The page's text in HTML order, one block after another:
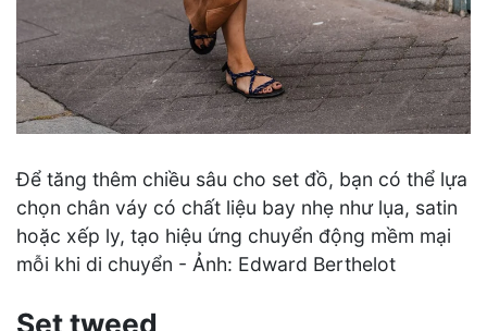
Để tăng thêm chiều sâu cho set đồ, bạn có thể lựa
chọn chân váy có chất liệu bay nhẹ như lụa, satin
hoặc xếp ly, tạo hiệu ứng chuyển động mềm mại
mỗi khi di chuyển - Ảnh: Edward Berthelot
Set tweed